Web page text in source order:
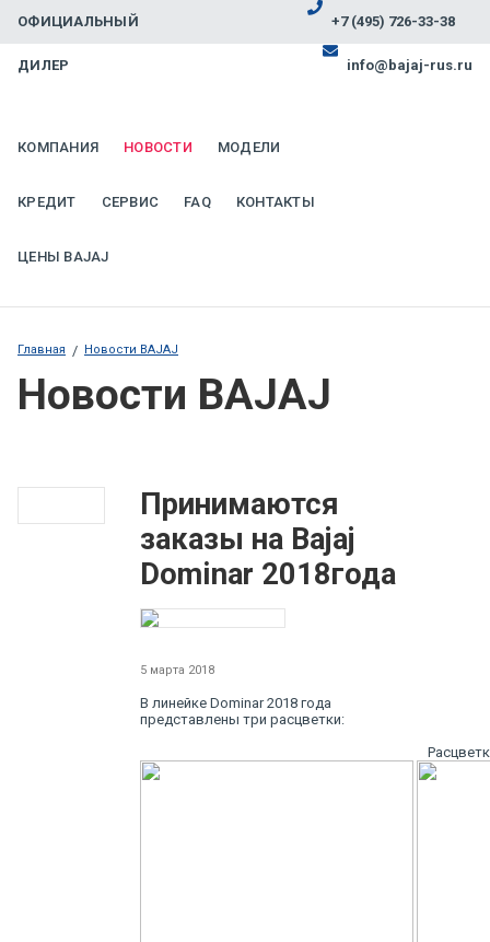
ОФИЦИАЛЬНЫЙ
ДИЛЕР
+7 (495) 726-33-38
info@bajaj-rus.ru
КОМПАНИЯ НОВОСТИ МОДЕЛИ
КРЕДИТ СЕРВИС FAQ КОНТАКТЫ
ЦЕНЫ BAJAJ
Главная / Новости BAJAJ
Новости BAJAJ
Принимаются
заказы на Bajaj
Dominar 2018года
5 марта 2018
В линейке Dominar 2018 года
представлены три расцветки: